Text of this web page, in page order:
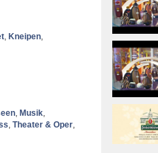
, Kneipen,
, Musik,
, Theater & Oper,